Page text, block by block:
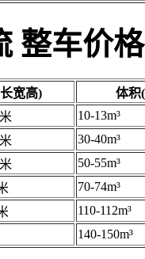
整车价格
宽高)
体积
10-13m³
30-40m³
50-55m³
70-74m³
110-112m³
140-150m³